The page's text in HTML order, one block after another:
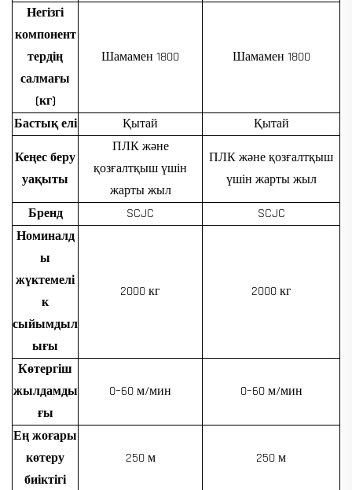
Негізгі
компонент
тердің
салмағы
(кг)
Шамамен 1800 Шамамен 1800
Бастық елі Қытай Қытай
Кеңес беру
уақыты
ПЛК және
қозғалтқыш үшін
жарты жыл
ПЛК және қозғалтқыш
үшін жарты жыл
Бренд SCJC
SCJC
Номиналд
ы
жүктемелі
к
сыйымдыл
ығы
2000 кг 2000 кг
Көтергіш
жылдамды
ғы
0–60 м/мин 0–60 м/мин
Ең жоғары
көтеру
биіктігі
250 м 250 м